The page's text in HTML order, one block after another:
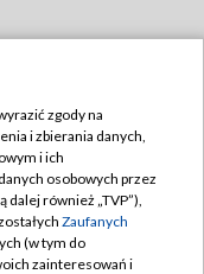
zgody na
i zbierania danych,
i ich
osobowych przez
dalej również „TVP”),
Zaufanych
(w tym do
zainteresowań i